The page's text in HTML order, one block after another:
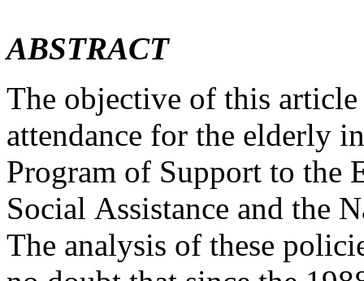
ABSTRACT
The objective of this
attendance for the elderly
Program of Support to the
Social Assistance and the
The analysis of these